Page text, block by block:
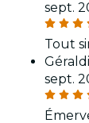
sept.
Tout
sept.